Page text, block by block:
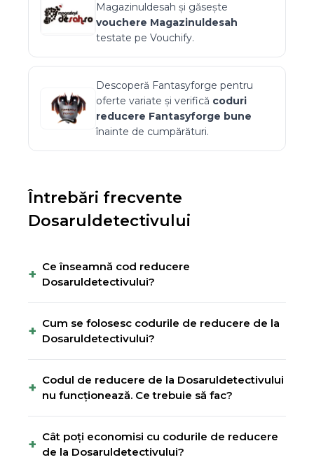
Magazinuldesah și găsește
vouchere Magazinuldesah
testate pe Vouchify.
Descoperă Fantasyforge pentru
oferte variate și verifică coduri
reducere Fantasyforge bune
înainte de cumpărături.
Întrebări frecvente
Dosaruldetectivului
+ Ce înseamnă cod reducere
Dosaruldetectivului?
+ Cum se folosesc codurile de reducere de la
Dosaruldetectivului?
+ Codul de reducere de la Dosaruldetectivului
nu funcționează. Ce trebuie să fac?
+ Cât poți economisi cu codurile de reducere
de la Dosaruldetectivului?